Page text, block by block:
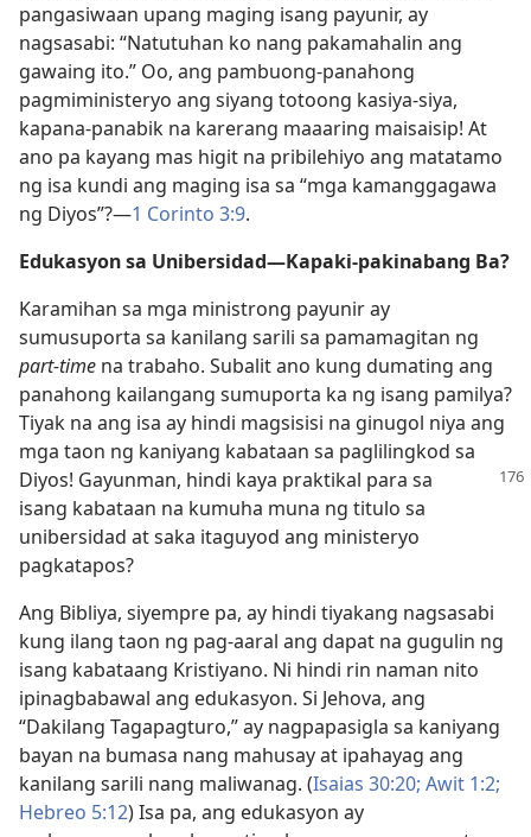
pangasiwaan upang maging isang payunir, ay
nagsasabi: “Natutuhan ko nang pakamahalin ang
gawaing ito.” Oo, ang pambuong-panahong
pagmiministeryo ang siyang totoong kasiya-siya,
kapana-panabik na karerang maaaring maisaisip! At
ano pa kayang mas higit na pribilehiyo ang matatamo
ng isa kundi ang maging isa sa “mga kamanggagawa
ng Diyos”?​—1 Corinto 3:9.
Edukasyon sa Unibersidad​—Kapaki-pakinabang Ba?
Karamihan sa mga ministrong payunir ay
sumusuporta sa kanilang sarili sa pamamagitan ng
part-time na trabaho. Subalit ano kung dumating ang
panahong kailangang sumuporta ka ng isang pamilya?
Tiyak na ang isa ay hindi magsisisi na ginugol niya ang
mga taon ng kaniyang kabataan sa paglilingkod sa
Diyos! Gayunman, hindi kaya praktikal para sa
isang kabataan na kumuha muna ng titulo sa
unibersidad at saka itaguyod ang ministeryo
pagkatapos?
Ang Bibliya, siyempre pa, ay hindi tiyakang nagsasabi
kung ilang taon ng pag-aaral ang dapat na gugulin ng
isang kabataang Kristiyano. Ni hindi rin naman nito
ipinagbabawal ang edukasyon. Si Jehova, ang
“Dakilang Tagapagturo,” ay nagpapasigla sa kaniyang
bayan na bumasa nang mahusay at ipahayag ang
kanilang sarili nang maliwanag. (Isaias 30:​20; Awit 1:​2;
Hebreo 5:12) Isa pa, ang edukasyon ay